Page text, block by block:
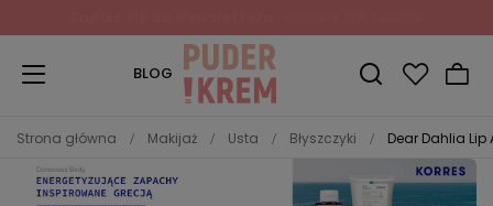
BLOG
Strona główna Makijaż Usta Błyszczyki Dear Dahlia